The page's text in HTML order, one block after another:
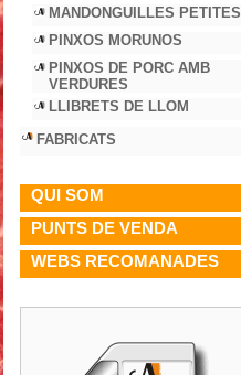
MANDONGUILLES PETITES
PINXOS MORUNOS
PINXOS DE PORC AMB
VERDURES
LLIBRETS DE LLOM
FABRICATS
QUI SOM
PUNTS DE VENDA
WEBS RECOMANADES